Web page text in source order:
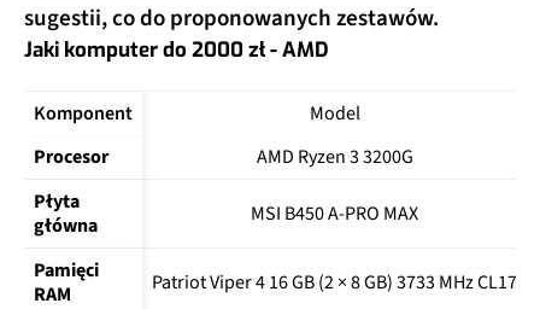
sugestii, co do proponowanych zestawów.
Jaki komputer do 2000 zł - AMD
Komponent
Model
Procesor
AMD Ryzen 3 3200G
Płyta
główna
MSI B450 A-PRO MAX
Pamięci
RAM
Patriot Viper 4 16 GB (2 × 8 GB) 3733 MHz CL17